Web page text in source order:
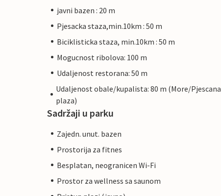
javni bazen : 20 m
Pjesacka staza,min.10km : 50 m
Biciklisticka staza, min.10km : 50 m
Mogucnost ribolova: 100 m
Udaljenost restorana: 50 m
Udaljenost obale/kupalista: 80 m (More/Pjescana
plaza)
Sadržaji u parku
Zajedn. unut. bazen
Prostorija za fitnes
Besplatan, neogranicen Wi-Fi
Prostor za wellness sa saunom